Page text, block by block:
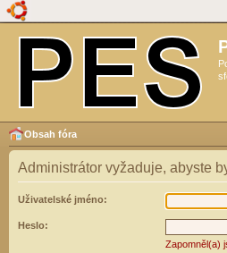
Obsah fóra
Administrátor vyžaduje, abyste
Uživatelské jméno:
Heslo:
Zapomněl(a)